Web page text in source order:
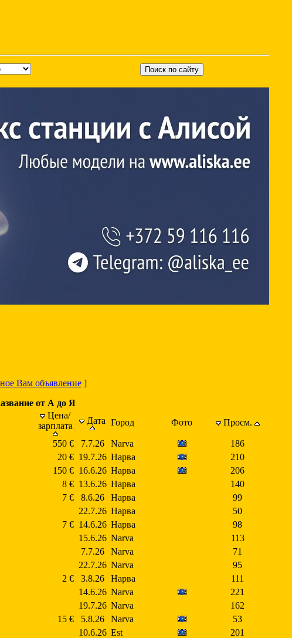
Вам объявление]
от А до Я
Цена/
зарплата
Дата Город Фото Просм.
550 € 7.7.26 Narva
186
20 € 19.7.26 Нарва
210
150 € 16.6.26 Нарва
206
8 € 13.6.26 Нарва
140
7 € 8.6.26 Нарва
99
22.7.26 Нарва
50
7 € 14.6.26 Нарва
98
15.6.26 Narva
113
7.7.26 Narva
71
22.7.26 Narva
95
2 € 3.8.26 Нарва
111
14.6.26 Narva
221
19.7.26 Narva
162
15 € 5.8.26 Narva
53
10.6.26 Est
201